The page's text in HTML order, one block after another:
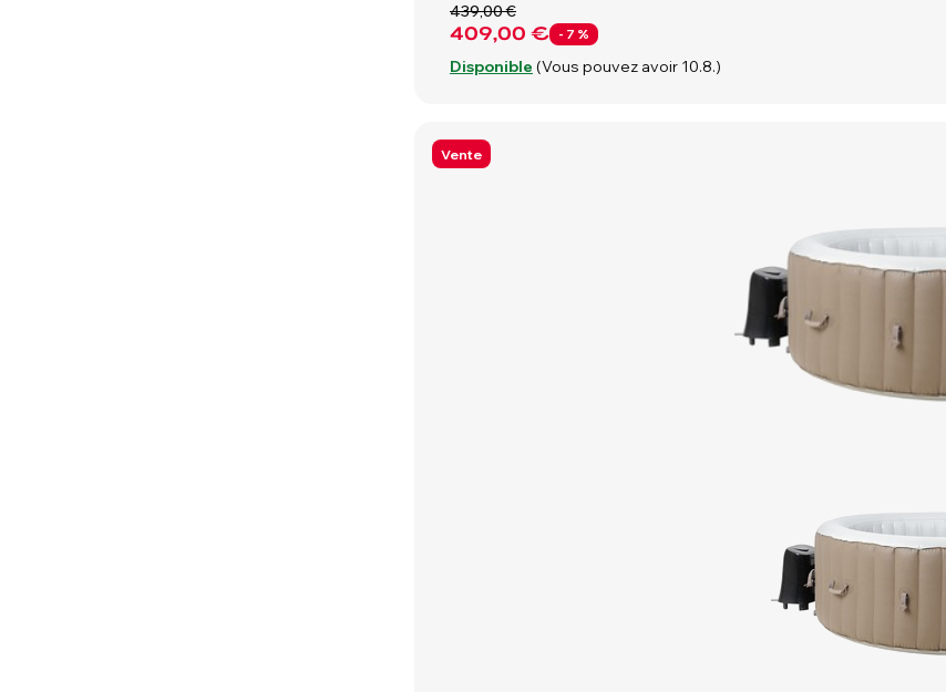
409,00 € - 7 %
439,00 €
Disponible (Vous pouvez avoir 10.8.)
Vente